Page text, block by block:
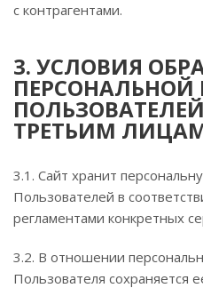
с контрагентами.
3. УСЛОВИЯ
ТРЕТЬИМ
3.1. Сайт хранит
Пользователей в
регламентами конкретных
3.2. В отношении
Пользователя сохраняется